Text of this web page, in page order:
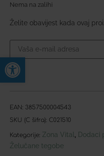
Open toolbar
Nema na zalihi
Želite obavijest kada ovaj
EAN: 3857500004543
SKU (C šifra): C021510
Kategorije: Zona Vital Dodaci
Želučane tegobe